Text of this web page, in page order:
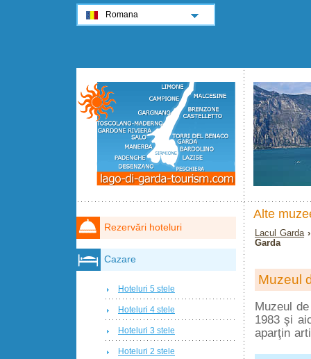
Alte
Lacul Garda
Garda
Muzeul
Muzeul
1983 şi
aparţin
Rezervări hoteluri
Cazare
Hoteluri 5 stele
Hoteluri 4 stele
Hoteluri 3 stele
Hoteluri 2 stele
Romana